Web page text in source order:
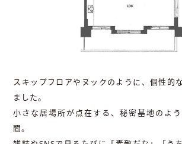
スキップフロアやヌックのように、個性的
ました。
小さな居場所が点在する、秘密基地のよ
間。